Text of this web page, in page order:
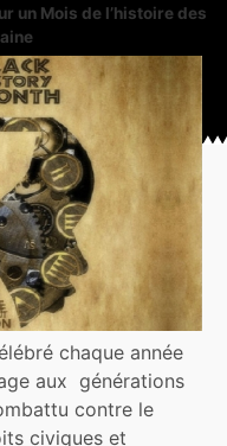
un Mois de l’histoire des
chaque année
aux générations
contre le
civiques et